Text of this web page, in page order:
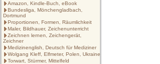
Amazon, Kindle-Buch, eBook
Bundesliga, Mönchengladbach,
Dortmund
Proportionen, Formen, Räumlichkeit
Maler, Bildhauer, Zeichenunterricht
Zeichnen lernen, Zeichengerät,
Zeichner
Medizinenglish, Deutsch für Mediziner
Wolgang Kleff, Elfmeter, Polen, Ukraine
Torwart, Stürmer, Mittelfeld